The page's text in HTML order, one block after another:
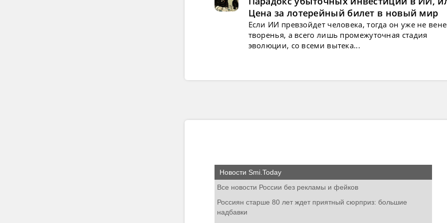
Цена за лотерейный билет в новый мир
Если ИИ превзойдет человека, тогда он уже не
творенья, а всего лишь промежуточная стадия
эволюции, со всеми вытека...